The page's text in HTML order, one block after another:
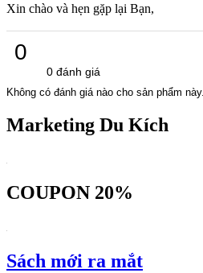
Xin chào và hẹn gặp lại Bạn,
0
0 đánh giá
Không có đánh giá nào cho sản phẩm này.
Marketing Du Kích
COUPON 20%
Sách mới ra mắt